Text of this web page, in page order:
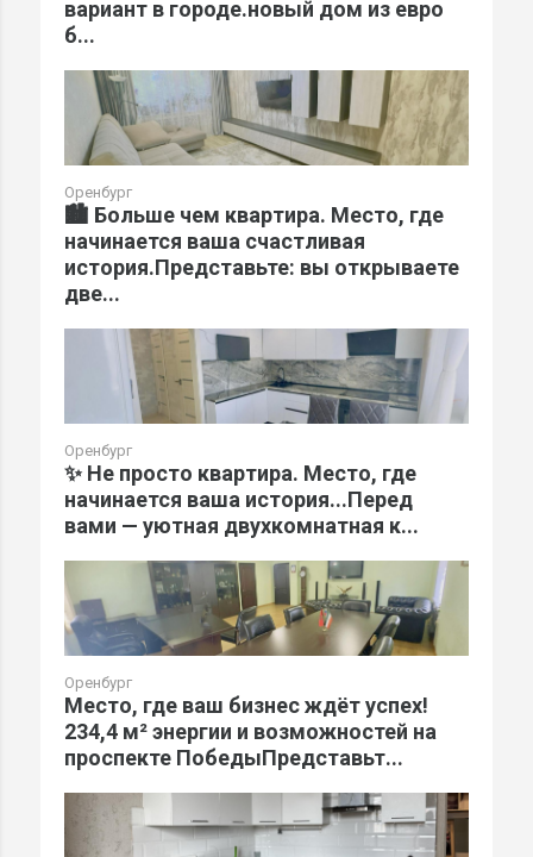
вариант в городе.новый дом из евро
б...
Оренбург
🏙️ Больше чем квартира. Место, где
начинается ваша счастливая
история.Представьте: вы открываете
две...
Оренбург
✨ Не просто квартира. Место, где
начинается ваша история...Перед
вами — уютная двухкомнатная к...
Оренбург
Место, где ваш бизнес ждёт успех!
234,4 м² энергии и возможностей на
проспекте ПобедыПредставьт...